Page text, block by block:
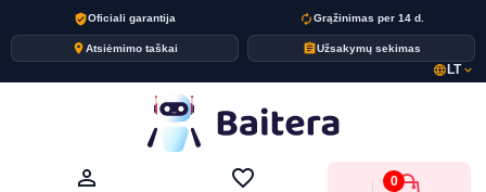
verified_userOficiali garantija autorenewGrąžinimas per 14 d.
placeAtsiėmimo taškai assignmentUžsakymų sekimas
language LTexpand_more
person_outline favorite_border 0